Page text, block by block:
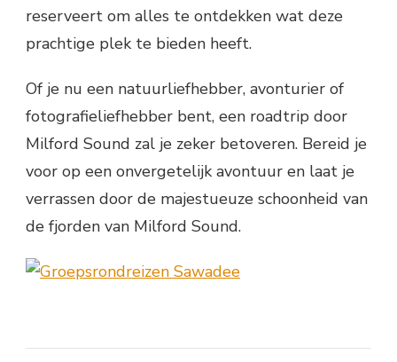
reserveert om alles te ontdekken wat deze
prachtige plek te bieden heeft.
Of je nu een natuurliefhebber, avonturier of
fotografieliefhebber bent, een roadtrip door
Milford Sound zal je zeker betoveren. Bereid je
voor op een onvergetelijk avontuur en laat je
verrassen door de majestueuze schoonheid van
de fjorden van Milford Sound.